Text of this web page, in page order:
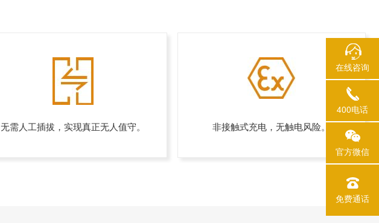
无需人工插拔，实现真正无人值守。 非接触式充电，无触电风险。
在线咨询
400电话
官方微信
免费通话